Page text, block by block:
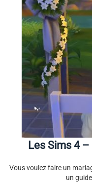
Les Sims 4
Vous voulez faire un
un